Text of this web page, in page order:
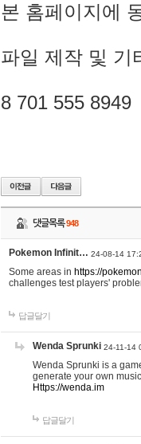
본 홈페이지에
파일 제작 및 기
8 701 555 8949
댓글목록948
Pokemon Infinit… 24-08-14
Some areas in https://
challenges test players'
답글달기
Wenda Sprunki 24-11-14
Wenda Sprunki is a
generate your own
Https://wenda.im
답글달기